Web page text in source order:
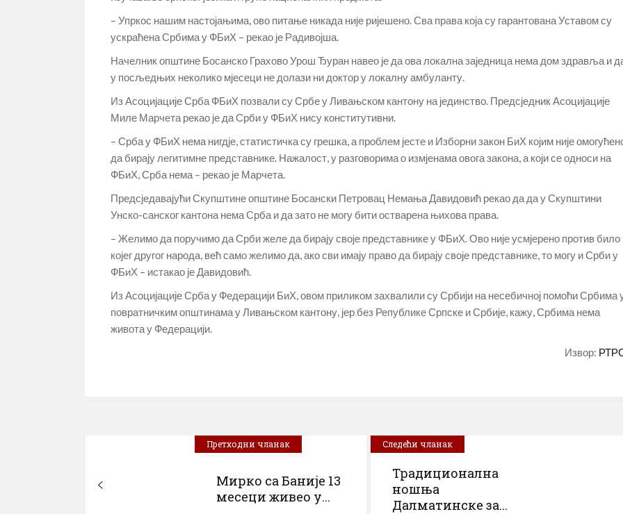
– Упркос нашим настојањима, ово питање никада није ријешено. Сва права која су гарантована Уставом су
ускраћена Србима у ФБиХ – рекао је Радивојша.
Начелник општине Босанско Грахово Урош Ђуран навео је да ова локална заједница нема дом здравља и
у посљедњих неколико мјесеци не долази ни доктор у локалну амбуланту.
Из Асоцијације Срба ФБиХ позвали су Србе у Ливањском кантону на јединство. Предсједник Асоцијације
Миле Марчета рекао је да Срби у ФБиХ нису конститутивни.
– Срба у ФБиХ нема нигдје, статистичка су грешка, а проблем јесте и Изборни закон БиХ којим није
да бирају легитимне представнике. Нажалост, у разговорима о измјенама овога закона, а који се односи на
ФБиХ, Срба нема – рекао је Марчета.
Предсједавајући Скупштине општине Босански Петровац Немања Давидовић рекао да да у Скупштини
Унско-санског кантона нема Срба и да зато не могу бити остварена њихова права.
– Желимо да поручимо да Срби желе да бирају своје представнике у ФБиХ. Ово није усмјерено против било
којег другог народа, већ само желимо да, ако сви имају право да бирају своје представнике, то могу и Срби у
ФБиХ – истакао је Давидовић.
Из Асоцијације Срба у Федерацији БиХ, овом приликом захвалили су Србији на несебичној помоћи Србима
повратничким општинама у Ливањском кантону, јер без Републике Српске и Србије, кажу, Србима нема
живота у Федерацији.
Извор:
Претходни чланак
Мирко са Баније 13
месеци живео у...
Следећи чланак
Традиционална
ношња
Далматинске за...